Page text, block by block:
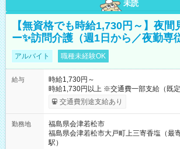
未読
【無資格でも時給1,730円～】夜間
ー✨訪問介護（週1日から／夜勤専
アルバイト 職種未経験OK
給与
時給1,730円～
時給1,730円以上 ※交通費一部支給（既
考慮して決定します 【収入例】 週1回勤務の場合：1,730円×8時
間×4回=5万5,360円 週3回勤務の場合：1,730円×8時間×12回
月 ※ 雇用形態と給与に、本採用時と異な
用形態：本採用時と同じです。 給与：時
交通費別途支給あり
勤務地
福島県会津若松市
福島県会津若松市大戸町上三寄香塩（最
駅）